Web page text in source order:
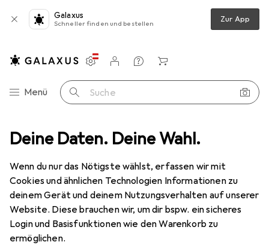
Deine Daten. Deine Wahl.
Wenn du nur das Nötigste wählst, erfassen wir mit
Cookies und ähnlichen Technologien Informationen zu
deinem Gerät und deinem Nutzungsverhalten auf unserer
Website. Diese brauchen wir, um dir bspw. ein sicheres
Login und Basisfunktionen wie den Warenkorb zu
ermöglichen.
Galaxus
Schneller finden und bestellen Zur App
Navigation nach Kategorien
Menü Suche
Einstellungen
Kundenkonto
Vergleichslisten
Merklisten
Warenkorb
Büro + Schreibwaren Basteln Bastelhilfsmittel
Kleber
EntdeckenForum
Bestseller